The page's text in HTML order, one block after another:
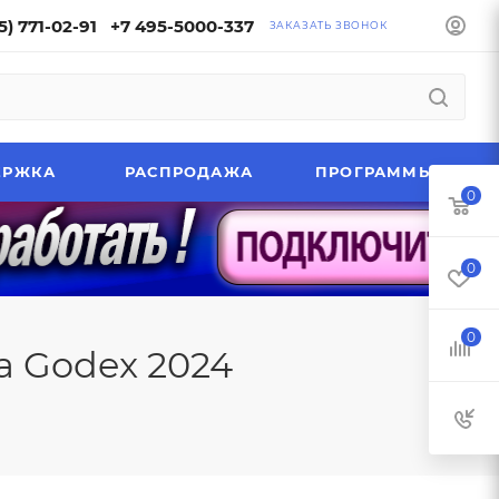
771-02-91 +7 495-5000-337 ЗАКАЗАТЬ ЗВОНОК
РАСПРОДАЖА ПРОГРАММЫ
Godex 2024
0
0
0